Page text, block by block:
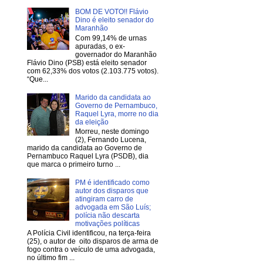
BOM DE VOTO!! Flávio
Dino é eleito senador do
Maranhão
Com 99,14% de urnas
apuradas, o ex-
governador do Maranhão
Flávio Dino (PSB) está eleito senador
com 62,33% dos votos (2.103.775 votos).
“Que...
Marido da candidata ao
Governo de Pernambuco,
Raquel Lyra, morre no dia
da eleição
Morreu, neste domingo
(2), Fernando Lucena,
marido da candidata ao Governo de
Pernambuco Raquel Lyra (PSDB), dia
que marca o primeiro turno ...
PM é identificado como
autor dos disparos que
atingiram carro de
advogada em São Luís;
polícia não descarta
motivações políticas
A Polícia Civil identificou, na terça-feira
(25), o autor de oito disparos de arma de
fogo contra o veículo de uma advogada,
no último fim ...